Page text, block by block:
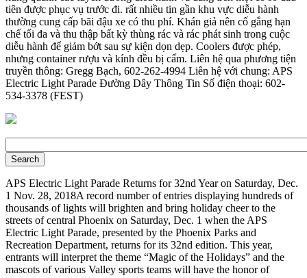
tiên được phục vụ trước đi. rất nhiều tin gần khu vực diễu hành
thường cung cấp bãi đậu xe có thu phí. Khán giả nên cố gắng hạn
chế tối đa và thu thập bất kỳ thùng rác và rác phát sinh trong cuộc
diễu hành để giảm bớt sau sự kiện dọn dẹp. Coolers được phép,
nhưng container rượu và kính đều bị cấm. Liên hệ qua phương tiện
truyền thông: Gregg Bạch, 602-262-4994 Liên hệ với chung: APS
Electric Light Parade Đường Dây Thông Tin Số điện thoại: 602-
534-3378 (FEST)
APS Electric Light Parade Returns for 32nd Year on Saturday, Dec.
1 Nov. 28, 2018 ​A record number of entries displaying hundreds of
thousands of lights will brighten and bring holiday cheer to the
streets of central Phoenix on Saturday, Dec. 1 when the APS
Electric Light Parade, presented by the Phoenix Parks and
Recreation Department, returns for its 32nd edition. This year,
entrants will interpret the theme “Magic of the Holidays” and the
mascots of various Valley sports teams will have the honor of